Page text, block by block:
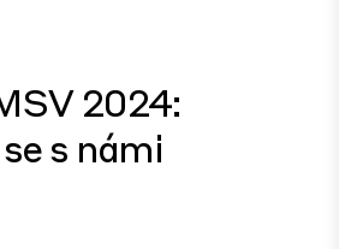
2024:
s námi